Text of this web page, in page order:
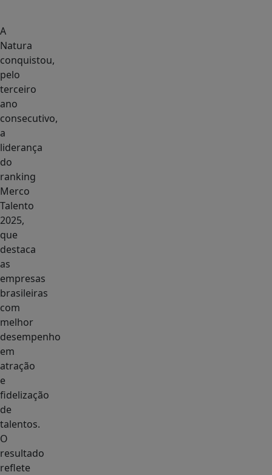
A
Natura
conquistou,
pelo
terceiro
ano
consecutivo,
a
liderança
do
ranking
Merco
Talento
2025,
que
destaca
as
empresas
brasileiras
com
melhor
desempenho
em
atração
e
fidelização
de
talentos.
O
resultado
reflete